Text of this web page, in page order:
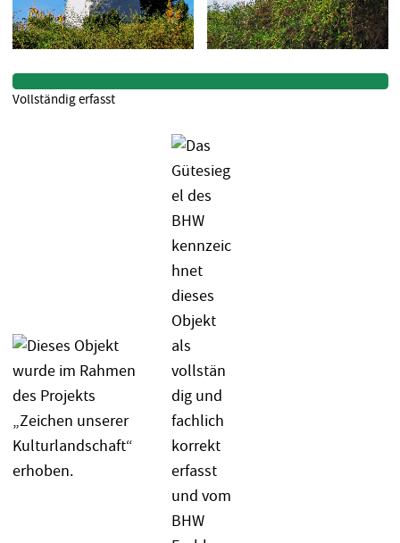
Vollständig erfasst